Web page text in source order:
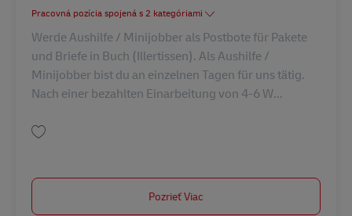
Pracovná pozícia spojená s 2 kategóriami
Werde Aushilfe / Minijobber als Postbote für Pakete
und Briefe in Buch (Illertissen). Als Aushilfe /
Minijobber bist du an einzelnen Tagen für uns tätig.
Nach einer bezahlten Einarbeitung von 4-6 W...
Pozrieť Viac